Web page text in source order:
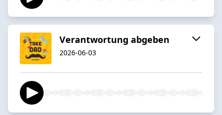
Verantwortung abgeben
2026-06-03